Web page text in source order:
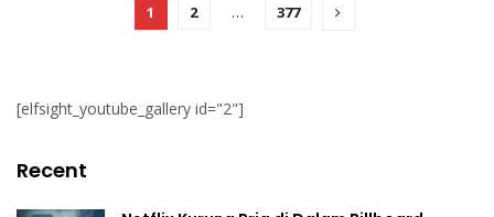
1 2 … 377
[elfsight_youtube_gallery id="2"]
Recent